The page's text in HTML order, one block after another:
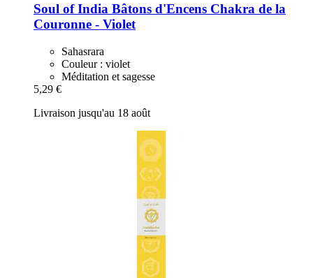
Soul of India Bâtons d'Encens Chakra de la
Couronne -​ Violet
Sahasrara
Couleur : violet
Méditation et sagesse
5,29 €
Livraison jusqu'au 18 août